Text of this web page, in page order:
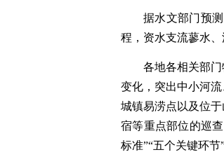
据水文部门预
程，资水支流蓼水
各地各相关部
变化，突出中小河
城镇易涝点以及位
宿等重点部位的巡
标准”“五个关键环